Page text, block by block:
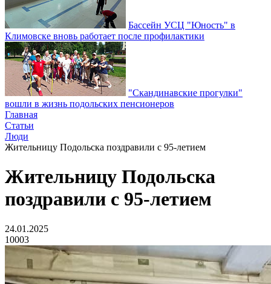
Бассейн УСЦ "Юность" в
Климовске вновь работает после профилактики
"Скандинавские прогулки"
вошли в жизнь подольских пенсионеров
Главная
Статьи
Люди
Жительницу Подольска поздравили с 95-летием
Жительницу Подольска
поздравили с 95-летием
24.01.2025
10003